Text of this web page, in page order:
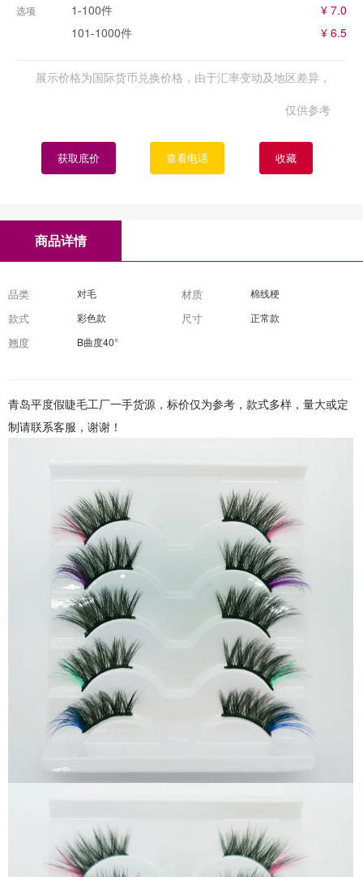
选项 1-100件
¥ 7.0
101-1000件
¥ 6.5
展示价格为国际货币兑换价格，由于汇率变动及地区差异，
仅供参考
获取底价 查看电话 收藏
商品详情
品类 对毛 材质 棉线梗
款式 彩色款 尺寸 正常款
翘度 B曲度40°
青岛平度假睫毛工厂一手货源，标价仅为参考，款式多样，量大或定
制请联系客服，谢谢！